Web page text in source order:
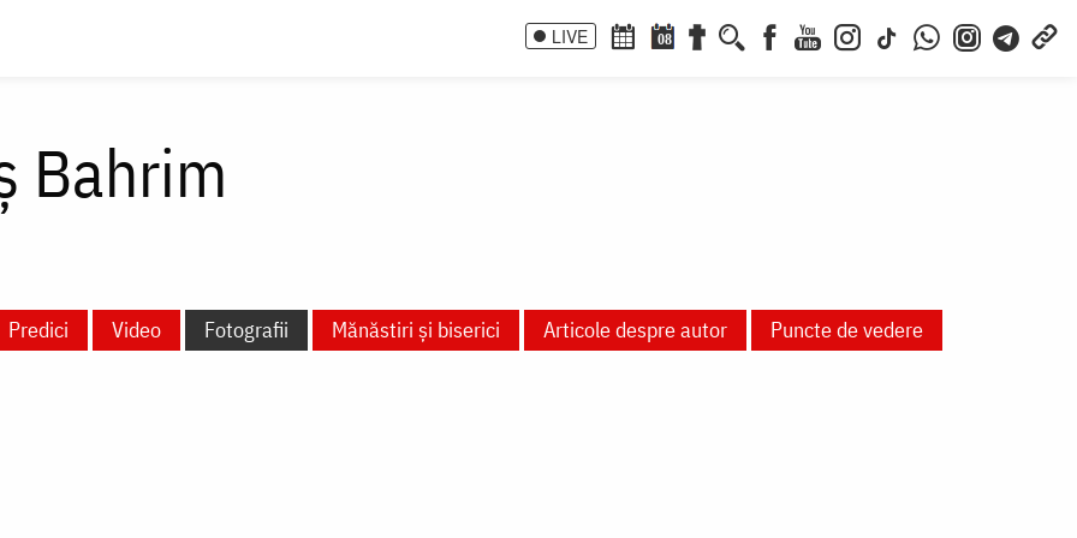
LIVE 08
Bahrim
Predici Video Fotografii Mănăstiri și biserici Articole despre autor Puncte de vedere